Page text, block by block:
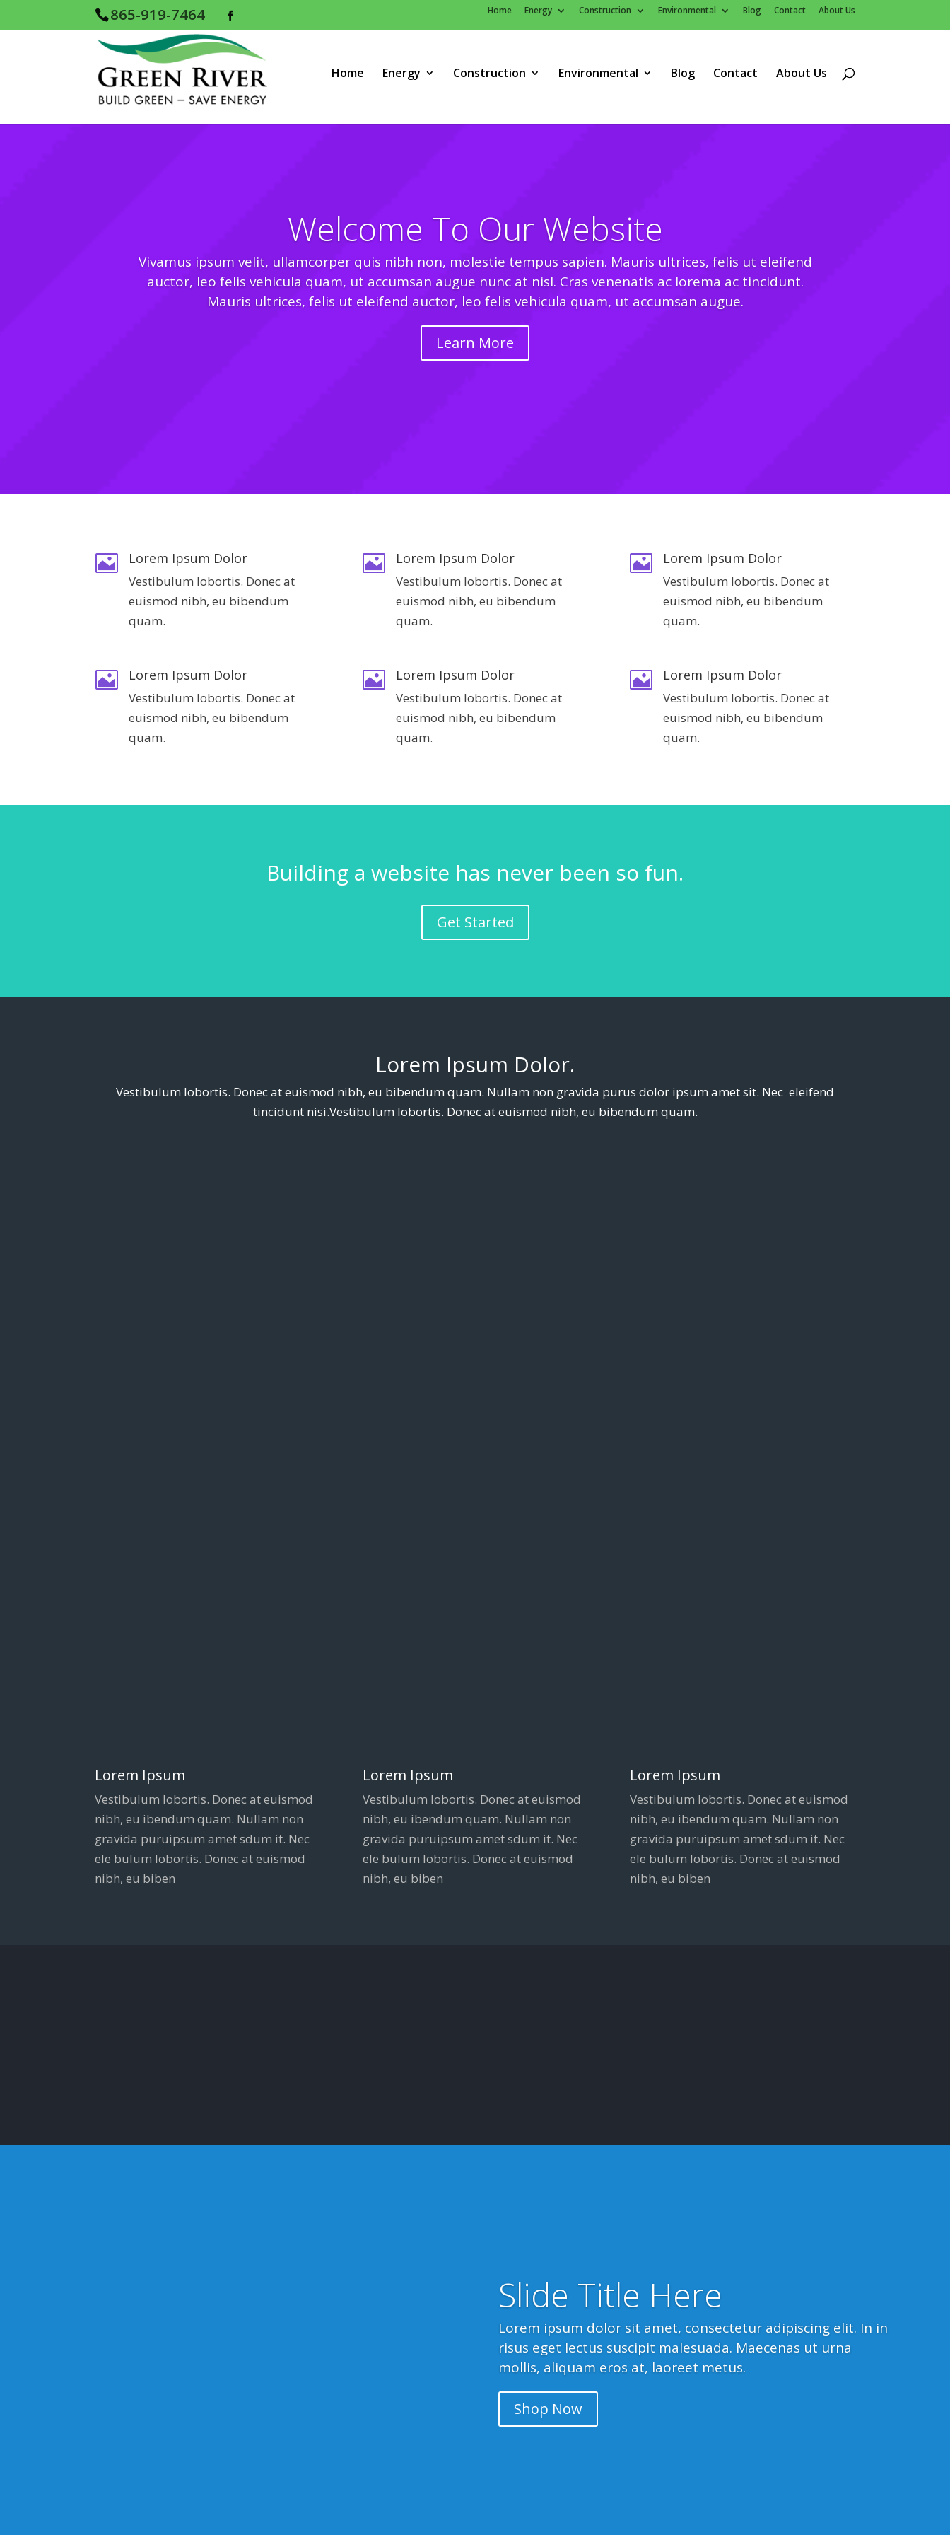
865-919-7464 Home Energy Construction Environmental Blog Contact About Us
Home Energy Construction Environmental Blog Contact About Us
Welcome To Our Website
Vivamus ipsum velit, ullamcorper quis nibh non, molestie tempus sapien. Mauris ultrices, felis ut eleifend
auctor, leo felis vehicula quam, ut accumsan augue nunc at nisl. Cras venenatis ac lorema ac tincidunt.
Mauris ultrices, felis ut eleifend auctor, leo felis vehicula quam, ut accumsan augue.
Learn More
 Lorem Ipsum Dolor
Vestibulum lobortis. Donec at
euismod nibh, eu bibendum
quam.
 Lorem Ipsum Dolor
Vestibulum lobortis. Donec at
euismod nibh, eu bibendum
quam.
 Lorem Ipsum Dolor
Vestibulum lobortis. Donec at
euismod nibh, eu bibendum
quam.
 Lorem Ipsum Dolor
Vestibulum lobortis. Donec at
euismod nibh, eu bibendum
quam.
 Lorem Ipsum Dolor
Vestibulum lobortis. Donec at
euismod nibh, eu bibendum
quam.
 Lorem Ipsum Dolor
Vestibulum lobortis. Donec at
euismod nibh, eu bibendum
quam.
Building a website has never been so fun.
Get Started
Lorem Ipsum Dolor.
Vestibulum lobortis. Donec at euismod nibh, eu bibendum quam. Nullam non gravida purus dolor ipsum amet sit. Nec eleifend
tincidunt nisi.Vestibulum lobortis. Donec at euismod nibh, eu bibendum quam.
Lorem Ipsum
Vestibulum lobortis. Donec at euismod
nibh, eu ibendum quam. Nullam non
gravida puruipsum amet sdum it. Nec
ele bulum lobortis. Donec at euismod
nibh, eu biben
Lorem Ipsum
Vestibulum lobortis. Donec at euismod
nibh, eu ibendum quam. Nullam non
gravida puruipsum amet sdum it. Nec
ele bulum lobortis. Donec at euismod
nibh, eu biben
Lorem Ipsum
Vestibulum lobortis. Donec at euismod
nibh, eu ibendum quam. Nullam non
gravida puruipsum amet sdum it. Nec
ele bulum lobortis. Donec at euismod
nibh, eu biben
Slide Title Here
Lorem ipsum dolor sit amet, consectetur adipiscing elit. In in
risus eget lectus suscipit malesuada. Maecenas ut urna
mollis, aliquam eros at, laoreet metus.
Shop Now